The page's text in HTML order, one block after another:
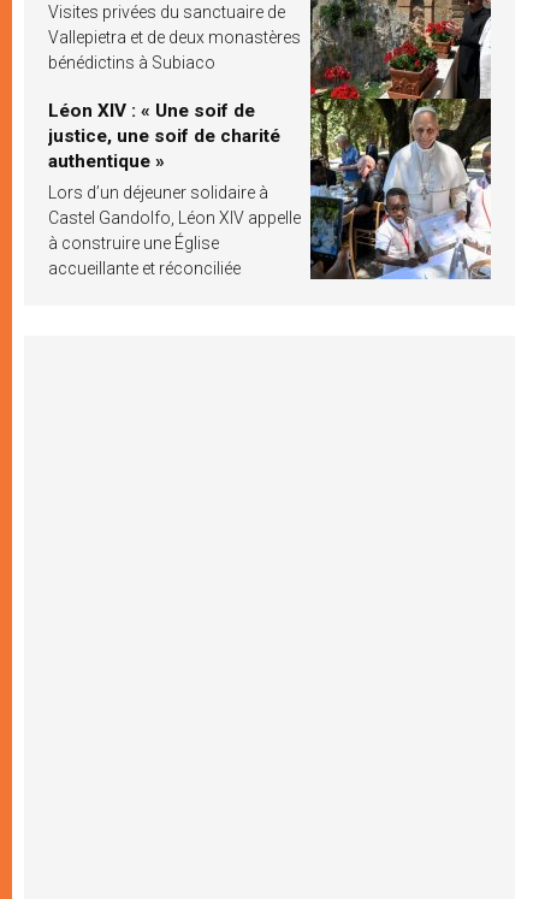
Visites privées du sanctuaire de
Vallepietra et de deux monastères
bénédictins à Subiaco
Léon XIV : « Une soif de
justice, une soif de charité
authentique »
Lors d’un déjeuner solidaire à
Castel Gandolfo, Léon XIV appelle
à construire une Église
accueillante et réconciliée